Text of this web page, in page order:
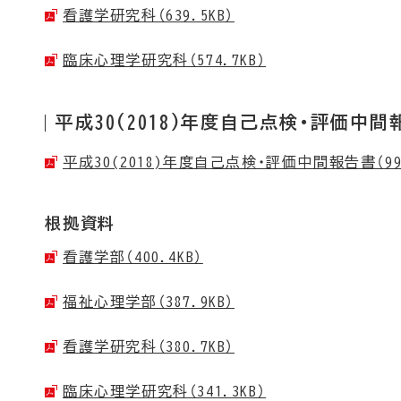
看護学研究科（639.5KB）
臨床心理学研究科（574.7KB）
平成30(2018)年度自己点検・評価中間
平成30(2018)年度自己点検・評価中間報告書（
根拠資料
看護学部（400.4KB）
福祉心理学部（387.9KB）
看護学研究科（380.7KB）
臨床心理学研究科（341.3KB）